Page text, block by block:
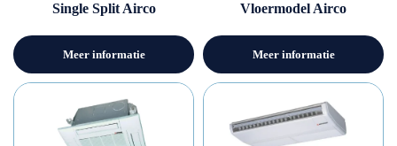
Single Split Airco
Meer informatie
Vloermodel Airco
Meer informatie